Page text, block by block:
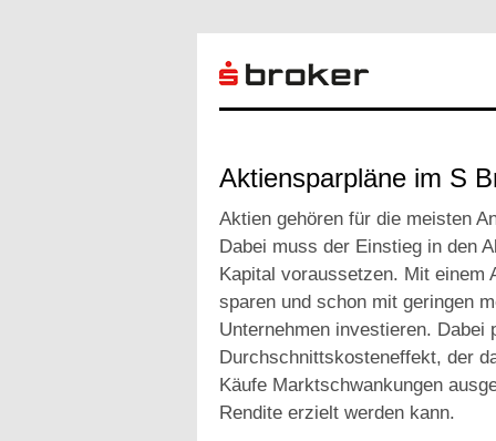
Aktiensparpläne im S
Aktien gehören für die meisten
Dabei muss der Einstieg in den
Kapital voraussetzen. Mit einem
sparen und schon mit geringen
Unternehmen investieren.
Durchschnittskosteneffekt, der
Käufe Marktschwankungen
Rendite erzielt werden kann.